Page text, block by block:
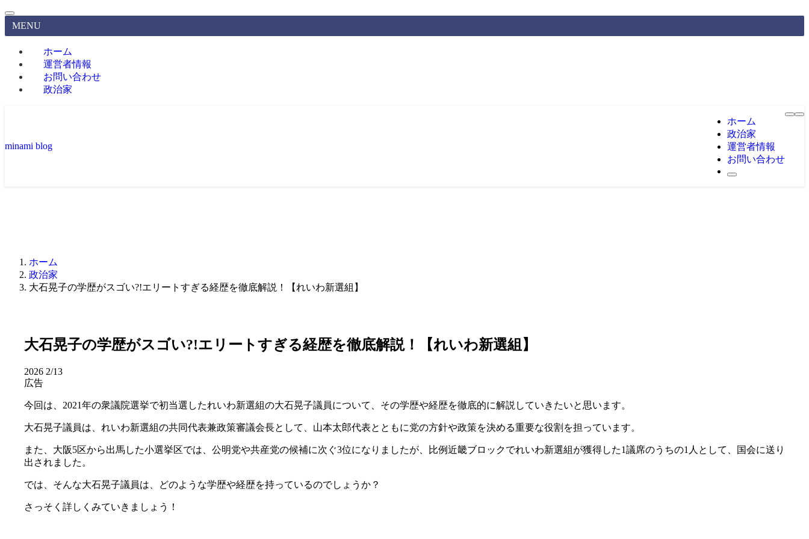
MENU
ホーム
運営者情報
お問い合わせ
政治家
minami blog
ホーム
政治家
運営者情報
お問い合わせ
ホーム
政治家
大石晃子の学歴がスゴい?!エリートすぎる経歴を徹底解説！【れいわ新選組】
大石晃子の学歴がスゴい?!エリートすぎる経歴を徹底解説！【れいわ新選組】
2026 2/13
広告
今回は、2021年の衆議院選挙で初当選したれいわ新選組の大石晃子議員について、その学歴や経歴を徹底的に解説していきたいと思います。
大石晃子議員は、れいわ新選組の共同代表兼政策審議会長として、山本太郎代表とともに党の方針や政策を決める重要な役割を担っています。
また、大阪5区から出馬した小選挙区では、公明党や共産党の候補に次ぐ3位になりましたが、比例近畿ブロックでれいわ新選組が獲得した1議席のうちの1人として、国会に送り
出されました。
では、そんな大石晃子議員は、どのような学歴や経歴を持っているのでしょうか？
さっそく詳しくみていきましょう！